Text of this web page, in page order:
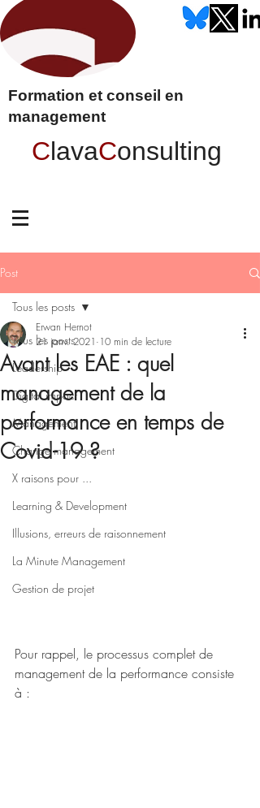
Formation et conseil en
management
ClavaConsulting
Post
Tous les posts
Leadership
Digital impact
Management
Change management
X raisons pour ...
Learning & Development
Illusions, erreurs de raisonnement
La Minute Management
Gestion de projet
Tous les posts
Avant les EAE : quel
management de la
performance en temps de
Covid-19 ?
Erwan Hernot
21 janv. 2021 10 min de lecture
Pour rappel, le processus complet de
management de la performance consiste
à :